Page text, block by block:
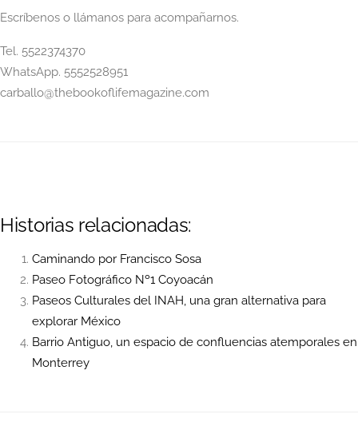
Escríbenos o llámanos para acompañarnos.
Tel. 5522374370
WhatsApp. 5552528951
carballo@thebookoflifemagazine.com
Historias relacionadas:
Caminando por Francisco Sosa
Paseo Fotográfico Nº1 Coyoacán
Paseos Culturales del INAH, una gran alternativa para
explorar México
Barrio Antiguo, un espacio de confluencias atemporales en
Monterrey